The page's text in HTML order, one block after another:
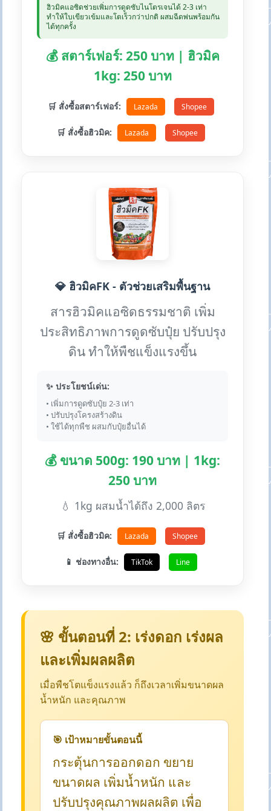
ฮิวมิคแอซิดช่วยเพิ่มการดูดซับไนโตรเจนได้ 2-3 เท่า
ทำให้ใบเขียวเข้มและโตเร็วกว่าปกติ ผสมฉีดพ่นพร้อมกัน
ได้ทุกครั้ง
💰 สตาร์เฟอร์: 250 บาท | ฮิวมิค
1kg: 250 บาท
🛒 สั่งซื้อสตาร์เฟอร์: Lazada Shopee
🛒 สั่งซื้อฮิวมิค: Lazada Shopee
💎 ฮิวมิคFK - ตัวช่วยเสริมพื้นฐาน
สารฮิวมิคแอซิดธรรมชาติ เพิ่ม
ประสิทธิภาพการดูดซับปุ๋ย ปรับปรุง
ดิน ทำให้พืชแข็งแรงขึ้น
✨ ประโยชน์เด่น:
• เพิ่มการดูดซับปุ๋ย 2-3 เท่า
• ปรับปรุงโครงสร้างดิน
• ใช้ได้ทุกพืช ผสมกับปุ๋ยอื่นได้
💰 ขนาด 500g: 190 บาท | 1kg:
250 บาท
💧 1kg ผสมน้ำได้ถึง 2,000 ลิตร
🛒 สั่งซื้อฮิวมิค: Lazada Shopee
📱 ช่องทางอื่น: TikTok Line
🌸 ขั้นตอนที่ 2: เร่งดอก เร่งผล
และเพิ่มผลผลิต
เมื่อพืชโตแข็งแรงแล้ว ก็ถึงเวลาเพิ่มขนาดผล
น้ำหนัก และคุณภาพ
🎯 เป้าหมายขั้นตอนนี้
กระตุ้นการออกดอก ขยาย
ขนาดผล เพิ่มน้ำหนัก และ
ปรับปรุงคุณภาพผลผลิต เพื่อ